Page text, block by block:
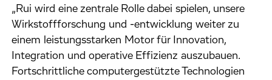
„Rui wird eine zentrale Rolle dabei spielen, unsere
Wirkstoffforschung und -entwicklung weiter zu
einem leistungsstarken Motor für Innovation,
Integration und operative Effizienz auszubauen.
Fortschrittliche computergestützte Technologien